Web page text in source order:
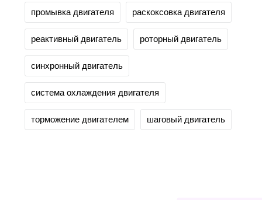
промывка двигателя раскоксовка двигателя
реактивный двигатель роторный двигатель
синхронный двигатель
система охлаждения двигателя
торможение двигателем шаговый двигатель